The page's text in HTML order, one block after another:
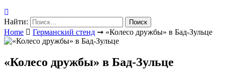
Найти:
Home
Германский стенд ➞ «Колесо дружбы» в Бад-Зульце
«Колесо дружбы» в Бад-Зульце